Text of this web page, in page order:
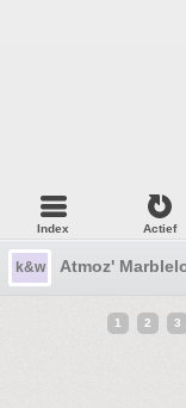
Index Actief
k&w Atmoz'
1 2 3